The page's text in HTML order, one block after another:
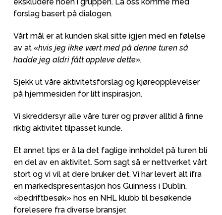
forslag basert på dialogen.
Vårt mål er at kunden skal sitte igjen med en følelse
av at «hvis jeg ikke vært med på denne turen så
hadde jeg aldri fått oppleve dette».
Sjekk ut våre aktivitetsforslag og kjøreopplevelser
på hjemmesiden for litt inspirasjon.
Vi skreddersyr alle våre turer og prøver alltid å finne
riktig aktivitet tilpasset kunde.
Et annet tips er å la det faglige innholdet på turen bli
en del av en aktivitet. Som sagt så er nettverket vårt
stort og vi vil at dere bruker det. Vi har levert alt ifra
en markedspresentasjon hos Guinness i Dublin,
«bedriftbesøk» hos en NHL klubb til besøkende
forelesere fra diverse bransjer.